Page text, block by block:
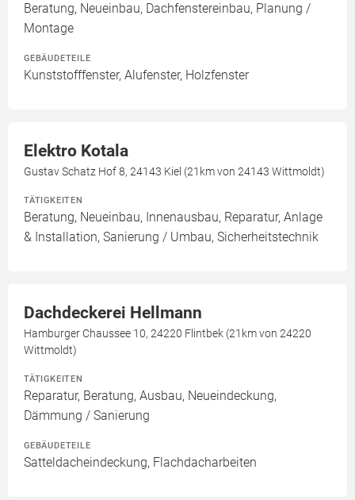
Beratung, Neueinbau, Dachfenstereinbau, Planung /
Montage
GEBÄUDETEILE
Kunststofffenster, Alufenster, Holzfenster
Elektro Kotala
Gustav Schatz Hof 8, 24143 Kiel (21km von 24143 Wittmoldt)
TÄTIGKEITEN
Beratung, Neueinbau, Innenausbau, Reparatur, Anlage
& Installation, Sanierung / Umbau, Sicherheitstechnik
Dachdeckerei Hellmann
Hamburger Chaussee 10, 24220 Flintbek (21km von 24220
Wittmoldt)
TÄTIGKEITEN
Reparatur, Beratung, Ausbau, Neueindeckung,
Dämmung / Sanierung
GEBÄUDETEILE
Satteldacheindeckung, Flachdacharbeiten